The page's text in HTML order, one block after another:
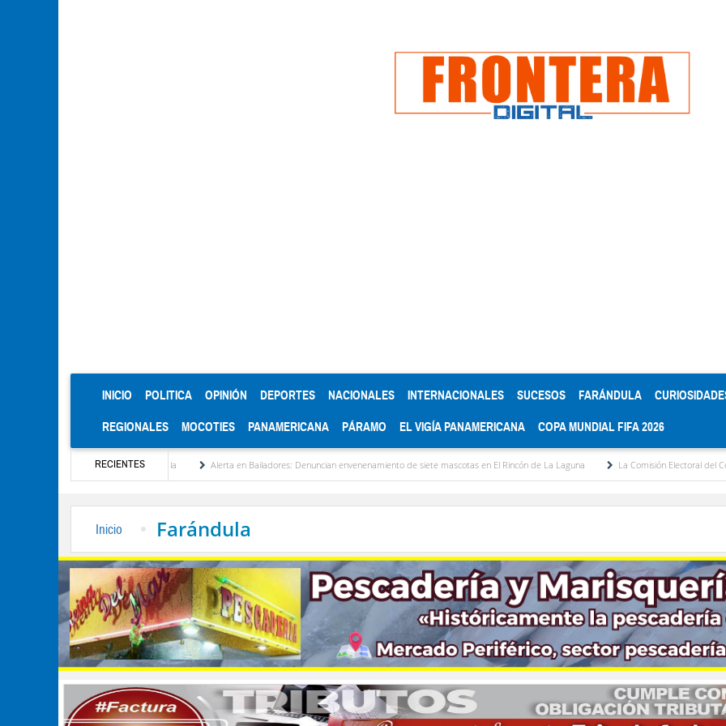
INICIO (CURRENT)
POLITICA OPINIÓN DEPORTES NACIONALES INTERNACIONALES SUCESOS FARÁNDULA
REGIONALES MOCOTIES PANAMERICANA PÁRAMO EL VIGÍA PANAMERICANA COPA MUNDIAL FIFA 2026
RECIENTES
de Venezuela Alerta en Bailadores: Denuncian envenenamiento de siete mascotas en El Rincón de La Laguna La Comisión Electoral del Colegio de
Inicio Farándula